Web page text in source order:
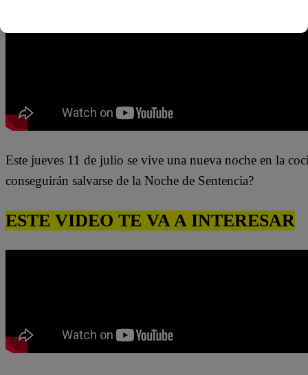
Este jueves 11 de julio se vive una nueva noche en la
conseguirán salvarse de la Noche de Sentencia?
ESTE VIDEO TE VA A INTERESAR